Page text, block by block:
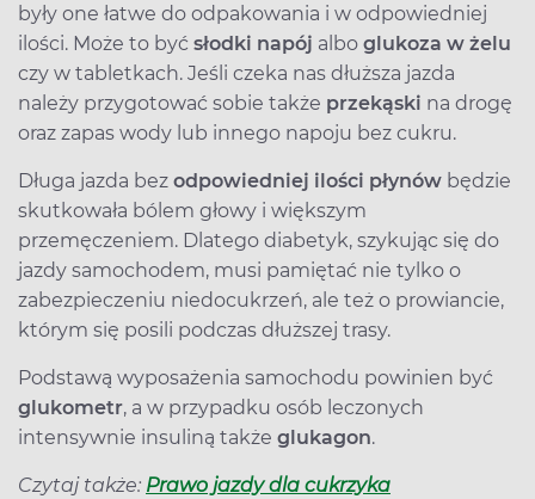
były one łatwe do odpakowania i w odpowiedniej
ilości. Może to być słodki napój albo glukoza w żelu
czy w tabletkach. Jeśli czeka nas dłuższa jazda
należy przygotować sobie także przekąski na drogę
oraz zapas wody lub innego napoju bez cukru.
Długa jazda bez odpowiedniej ilości płynów będzie
skutkowała bólem głowy i większym
przemęczeniem. Dlatego diabetyk, szykując się do
jazdy samochodem, musi pamiętać nie tylko o
zabezpieczeniu niedocukrzeń, ale też o prowiancie,
którym się posili podczas dłuższej trasy.
Podstawą wyposażenia samochodu powinien być
glukometr, a w przypadku osób leczonych
intensywnie insuliną także glukagon.
Czytaj także: Prawo jazdy dla cukrzyka